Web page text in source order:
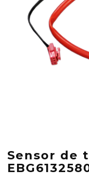
Sensor de